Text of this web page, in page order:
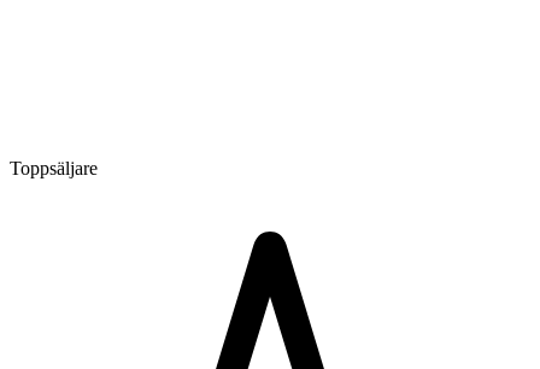
Toppsäljare